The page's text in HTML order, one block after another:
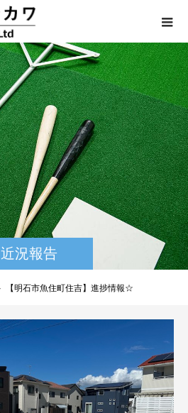
近況報告
【明石市魚住町住吉】進捗情報☆